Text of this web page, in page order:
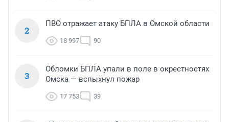
2
ПВО отражает атаку БПЛА в Омской области
18 997 90
3
Обломки БПЛА упали в поле в окрестностях
Омска — вспыхнул пожар
17 753 39